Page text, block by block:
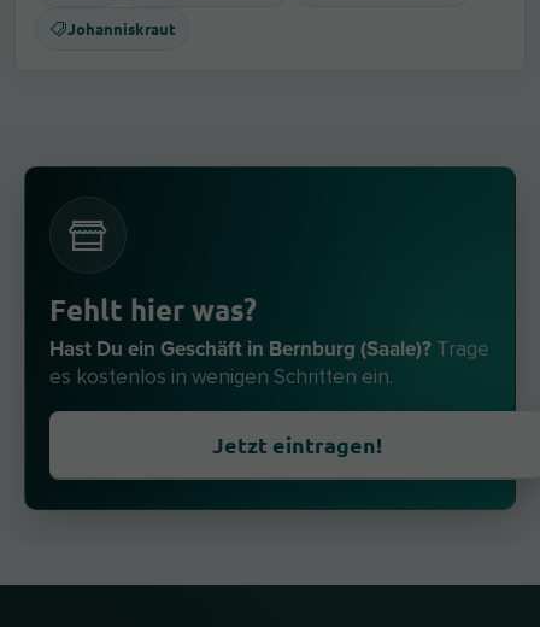
Johanniskraut
Fehlt hier was?
Hast Du ein Geschäft in Bernburg (Saale)? Trage
es kostenlos in wenigen Schritten ein.
Jetzt eintragen!